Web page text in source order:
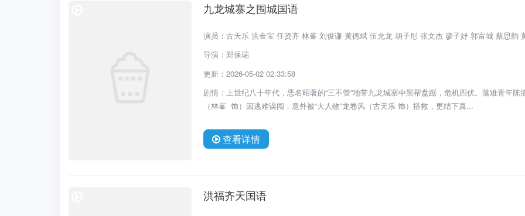
九龙城寨之围城国语
演员：古天乐 洪金宝 任贤齐 林峯 刘俊谦 黄德斌 伍允龙 胡子彤 张文杰 廖子妤 郭富城 蔡思韵
导演：郑保瑞
更新：2026-05-02 02:33:58
剧情：上世纪八十年代，恶名昭著的“三不管”地带九龙城寨中黑帮盘踞，危机四伏。落难青年陈
（林峯 饰）因逃难误闯，意外被“大人物”龙卷风（古天乐 饰）搭救，更结下真...
查看详情
电影
洪福齐天国语